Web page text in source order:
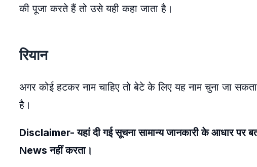
की पूजा करते हैं तो उसे यही कहा जाता है।
रियान
अगर कोई हटकर नाम चाहिए तो बेटे के लिए यह नाम चुना जा
है।
Disclaimer- यहां दी गई सूचना सामान्य जानकारी के आधार
News नहीं करता।